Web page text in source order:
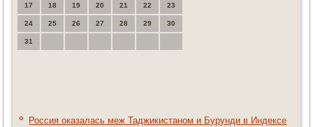
17 18 19 20 21 22 23
24 25 26 27 28 29 30
31
Россия оказалась меж Таджикистаном и Бурунди в Индексе